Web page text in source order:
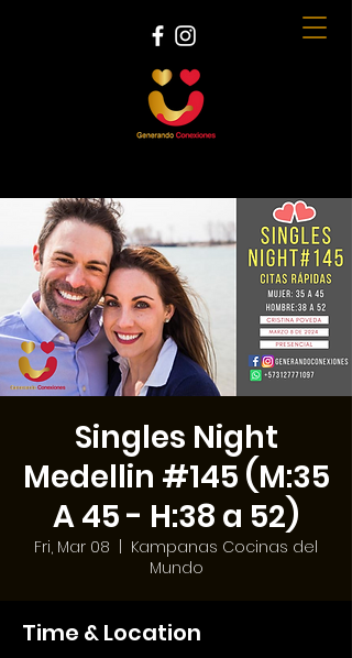
Singles Night
Medellin #145 (M:35
A 45 - H:38 a 52)
Fri, Mar 08
Kampanas Cocinas del
Mundo
Time & Location